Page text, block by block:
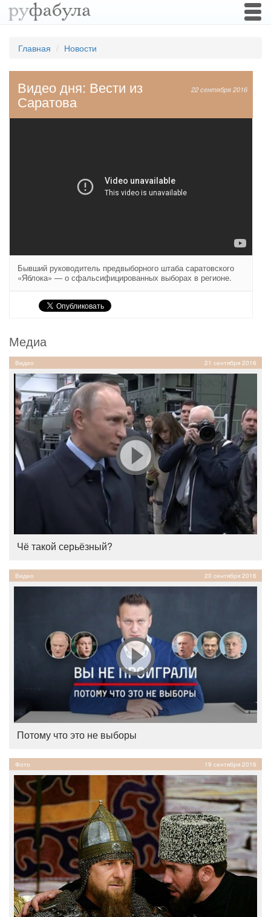
Главная Новости
22 сентября 2016
Видео дня: Вести из
Саратова
Бывший руководитель предвыборного штаба саратовского
«Яблока» — о сфальсифицированных выборах в регионе.
Медиа
Видео 21 сентября 2016
Чё такой серьёзный?
Видео 20 сентября 2016
Потому что это не выборы
Фото 19 сентября 2016